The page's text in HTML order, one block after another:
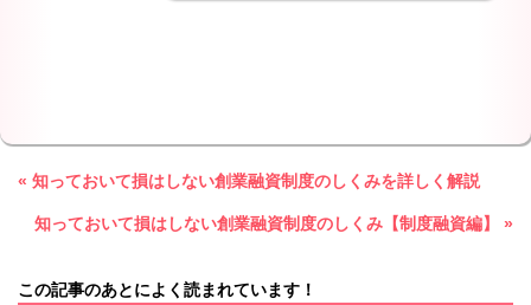
« 知っておいて損はしない創業融資制度のしくみを詳しく解説
知っておいて損はしない創業融資制度のしくみ【制度融資編】 »
この記事のあとによく読まれています！